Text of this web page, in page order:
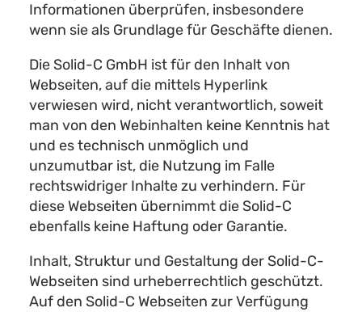
Informationen überprüfen, insbesondere
wenn sie als Grundlage für Geschäfte dienen.
Die Solid-C GmbH ist für den Inhalt von
Webseiten, auf die mittels Hyperlink
verwiesen wird, nicht verantwortlich, soweit
man von den Webinhalten keine Kenntnis hat
und es technisch unmöglich und
unzumutbar ist, die Nutzung im Falle
rechtswidriger Inhalte zu verhindern. Für
diese Webseiten übernimmt die Solid-C
ebenfalls keine Haftung oder Garantie.
Inhalt, Struktur und Gestaltung der Solid-C-
Webseiten sind urheberrechtlich geschützt.
Auf den Solid-C Webseiten zur Verfügung